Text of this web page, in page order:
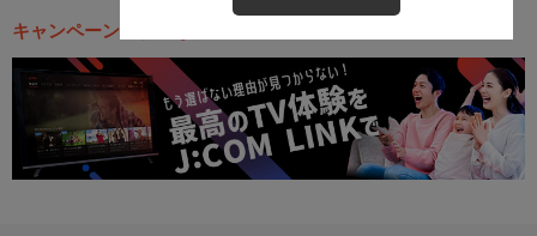
キャンペーン・お得な情報